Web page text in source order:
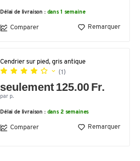
Délai de livraison : dans 1 semaine
Comparer Remarquer
Cendrier sur pied, gris antique
(1)
seulement 125.00 Fr.
par p.
Délai de livraison : dans 2 semaines
Comparer Remarquer